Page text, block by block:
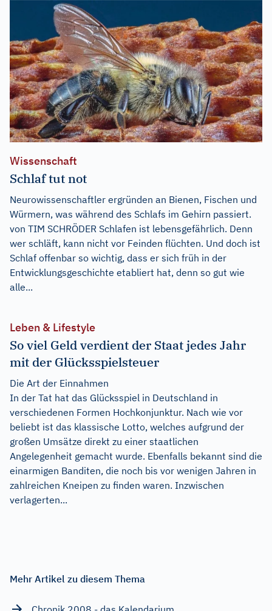
Wissenschaft
Schlaf tut not
Neurowissenschaftler ergründen an Bienen, Fischen und
Würmern, was während des Schlafs im Gehirn passiert.
von TIM SCHRÖDER Schlafen ist lebensgefährlich. Denn
wer schläft, kann nicht vor Feinden flüchten. Und doch ist
Schlaf offenbar so wichtig, dass er sich früh in der
Entwicklungsgeschichte etabliert hat, denn so gut wie
alle...
Leben & Lifestyle
So viel Geld verdient der Staat jedes Jahr
mit der Glücksspielsteuer
Die Art der Einnahmen
In der Tat hat das Glücksspiel in Deutschland in
verschiedenen Formen Hochkonjunktur. Nach wie vor
beliebt ist das klassische Lotto, welches aufgrund der
großen Umsätze direkt zu einer staatlichen
Angelegenheit gemacht wurde. Ebenfalls bekannt sind die
einarmigen Banditen, die noch bis vor wenigen Jahren in
zahlreichen Kneipen zu finden waren. Inzwischen
verlagerten...
Mehr Artikel zu diesem Thema